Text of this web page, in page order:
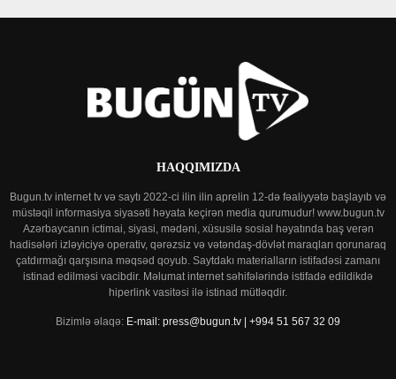
HAQQIMIZDA
Bugun.tv internet tv və saytı 2022-ci ilin ilin aprelin 12-də fəaliyyətə başlayıb və
müstəqil informasiya siyasəti həyata keçirən media qurumudur! www.bugun.tv
Azərbaycanın ictimai, siyasi, mədəni, xüsusilə sosial həyatında baş verən
hadisələri izləyiciyə operativ, qərəzsiz və vətəndaş-dövlət maraqları qorunaraq
çatdırmağı qarşısına məqsəd qoyub. Saytdakı materialların istifadəsi zamanı
istinad edilməsi vacibdir. Məlumat internet səhifələrində istifadə edildikdə
hiperlink vasitəsi ilə istinad mütləqdir.
Bizimlə əlaqə: E-mail: press@bugun.tv | +994 51 567 32 09